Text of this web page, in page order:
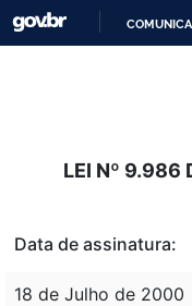
LEI Nº 9.986
Data de assinatura:
18 de Julho de 2000